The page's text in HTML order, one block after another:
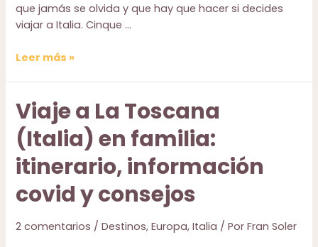
que jamás se olvida y que hay que hacer si decides
viajar a Italia. Cinque …
Guía
viajar
a
Cinque
Terre,
Italia
Leer más »
Viaje a La Toscana
(Italia) en familia:
itinerario, información
covid y consejos
2 comentarios /Destinos,Europa,Italia / PorFran Soler